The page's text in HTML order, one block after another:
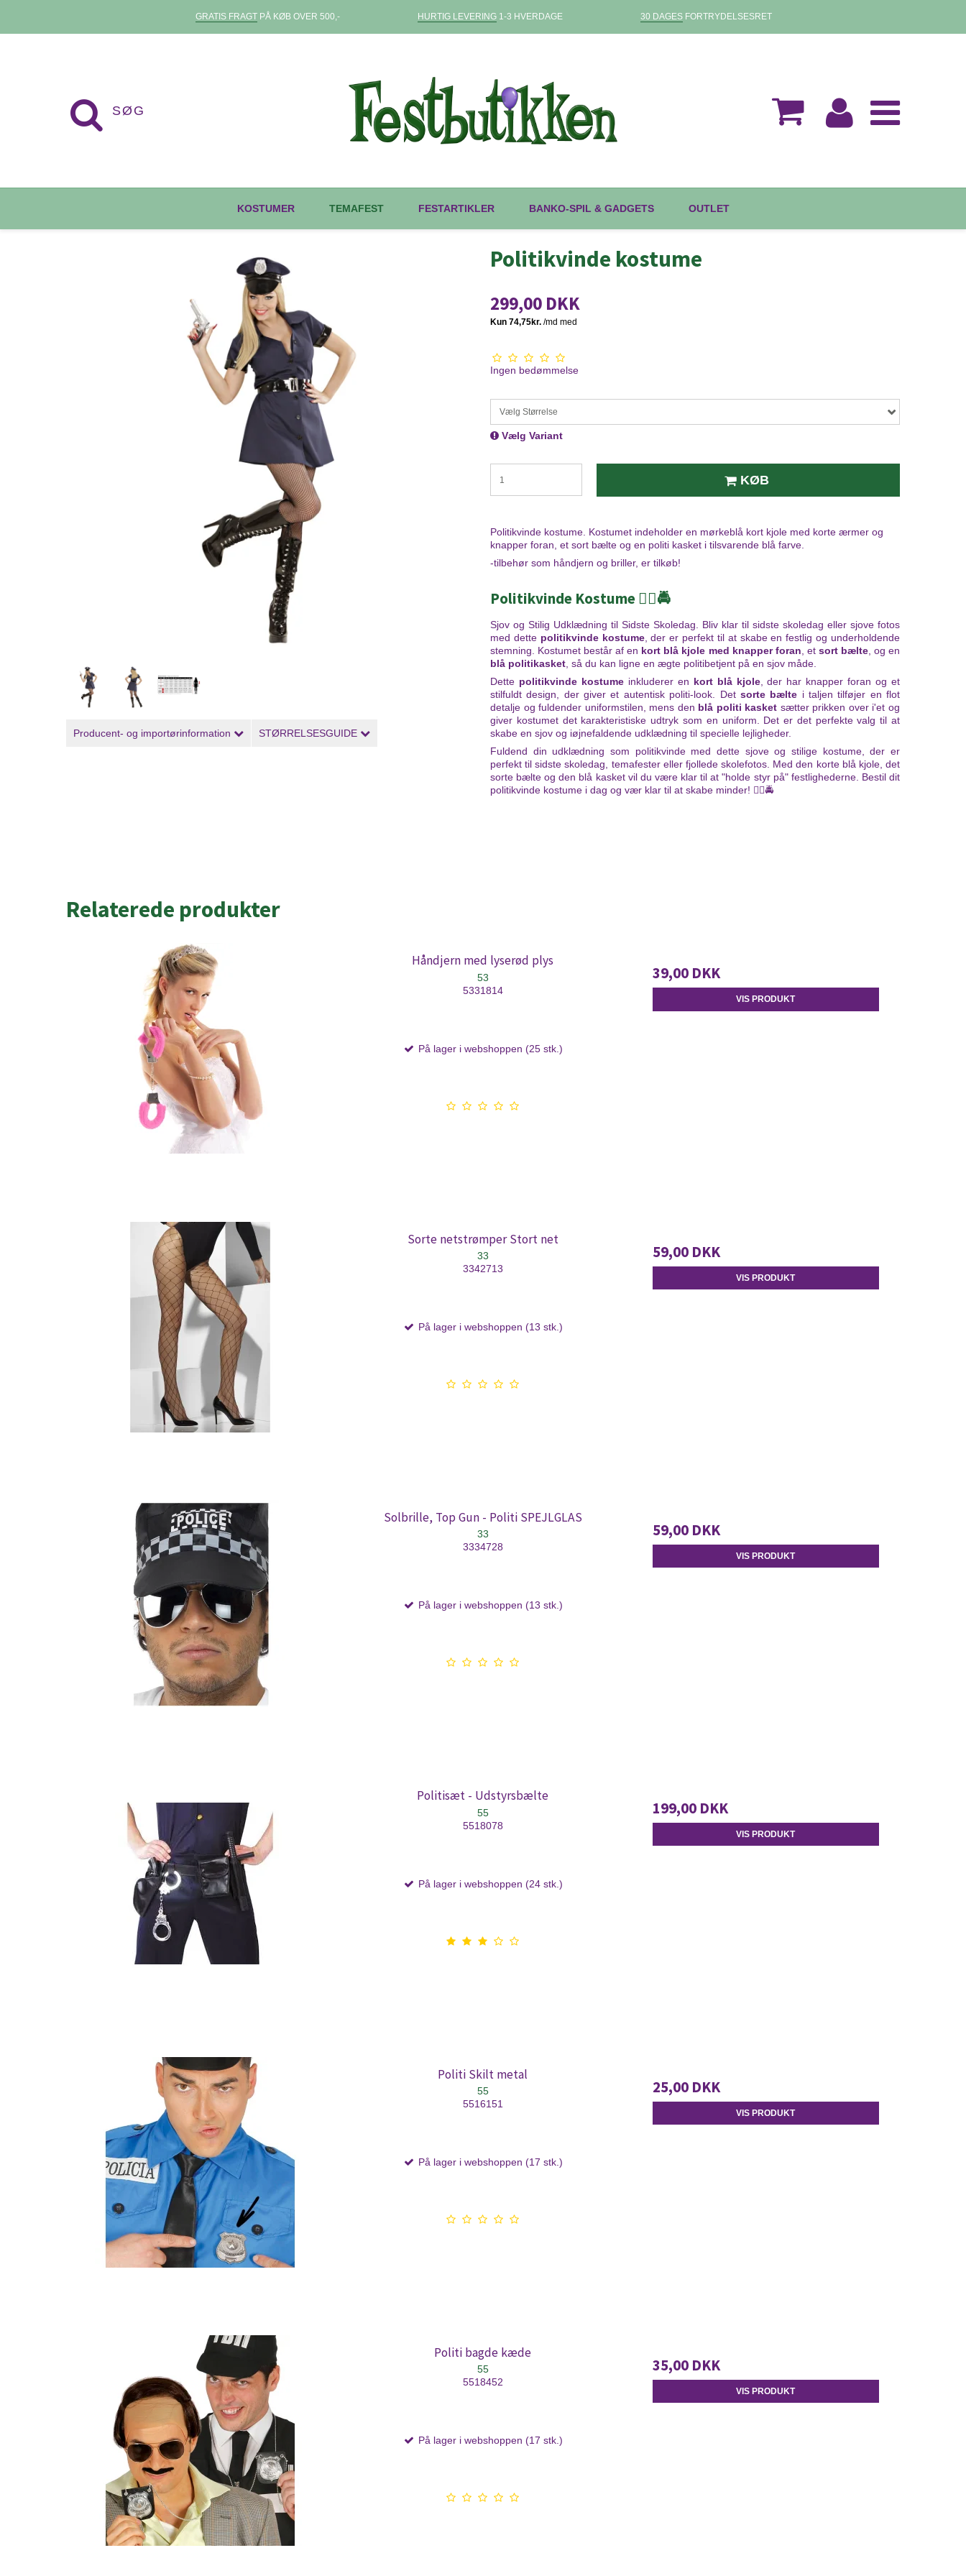
GRATIS FRAGTPÅ KØB OVER 500,- HURTIG LEVERING1-3 HVERDAGE 30 DAGESFORTRYDELSESRET
KOSTUMER TEMAFEST FESTARTIKLER BANKO-SPIL & GADGETS OUTLET
Producent- og importørinformation STØRRELSESGUIDE
Politikvinde kostume
299,00 DKK
Ingen bedømmelse
Vælg Størrelse
Vælg Variant
KØB
Politikvinde kostume. Kostumet indeholder en mørkeblå kort kjole med korte ærmer og
knapper foran, et sort bælte og en politi kasket i tilsvarende blå farve.
-tilbehør som håndjern og briller, er tilkøb!
Politikvinde Kostume 👮‍♀️🚔
Sjov og Stilig Udklædning til Sidste Skoledag. Bliv klar til sidste skoledag eller sjove fotos
med dette politikvinde kostume, der er perfekt til at skabe en festlig og underholdende
stemning. Kostumet består af en kort blå kjole med knapper foran , et sort bælte, og en
blå politikasket , så du kan ligne en ægte politibetjent på en sjov måde.
Dette politikvinde kostumeinkluderer en kort blå kjole, der har knapper foran og et
stilfuldt design, der giver et autentisk politi-look. Det sorte bælte i taljen tilføjer en flot
detalje og fuldender uniformstilen, mens den blå politi kasket sætter prikken over i'et og
giver kostumet det karakteristiske udtryk som en uniform. Det er det perfekte valg til at
skabe en sjov og iøjnefaldende udklædning til specielle lejligheder.
Fuldend din udklædning som politikvinde med dette sjove og stilige kostume, der er
perfekt til sidste skoledag, temafester eller fjollede skolefotos. Med den korte blå kjole, det
sorte bælte og den blå kasket vil du være klar til at "holde styr på" festlighederne. Bestil dit
politikvinde kostume i dag og vær klar til at skabe minder! 👮‍♀️🚔
Relaterede produkter
Håndjern med lyserød plys
53
5331814
På lager i webshoppen (25 stk.)
39,00 DKK
VIS PRODUKT
Sorte netstrømper Stort net
33
3342713
På lager i webshoppen (13 stk.)
59,00 DKK
VIS PRODUKT
Solbrille, Top Gun - Politi SPEJLGLAS
33
3334728
På lager i webshoppen (13 stk.)
59,00 DKK
VIS PRODUKT
Politisæt - Udstyrsbælte
55
5518078
På lager i webshoppen (24 stk.)
199,00 DKK
VIS PRODUKT
Politi Skilt metal
55
5516151
På lager i webshoppen (17 stk.)
25,00 DKK
VIS PRODUKT
Politi bagde kæde
55
5518452
På lager i webshoppen (17 stk.)
35,00 DKK
VIS PRODUKT